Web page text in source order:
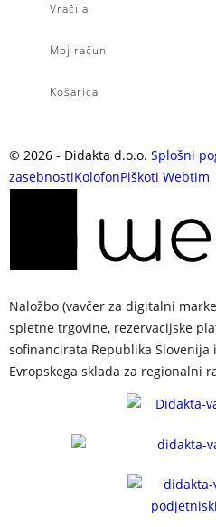
Vračila
Moj račun
Košarica
© 2026 - Didakta d.o.o. Splošni
zasebnostiKolofonPiškoti Webtim
Naložbo (vavčer za digitalni
spletne trgovine, rezervacijske
sofinancirata Republika Slovenija
Evropskega sklada za regionalni